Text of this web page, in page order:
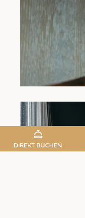
DIREKT BUCHEN